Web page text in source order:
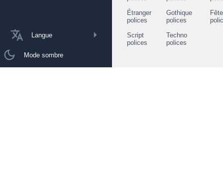
Langue
Mode sombre
Étranger
polices
Gothique
polices
Script
polices
Techno
polices